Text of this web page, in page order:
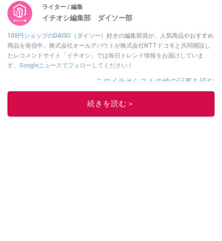
ライター / 編集
イチオシ編集部 ダイソー部
100円ショップのDAISO（ダイソー） 好きの編集部員が、人気商品やおすすめ
商品を発信中。株式会社オールアバウトが株式会社NTTドコモと共同開設し
たレコメンドサイト「イチオシ」では毎日トレンド情報をお届けしていま
す。 Googleニュースでフォロー してください！
このイチオシストの他の記事を読む
続きを読む＞